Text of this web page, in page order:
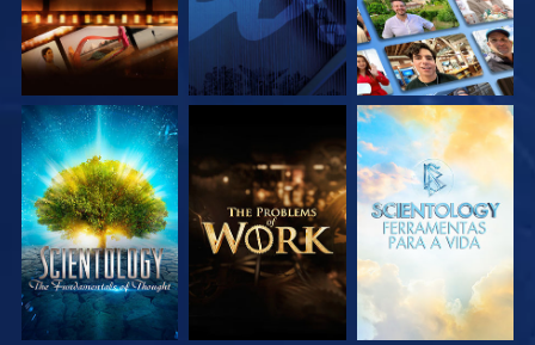
EXPLORE A SÉRIE EXPLORE A SÉRIE EXPLORE A SÉRIE